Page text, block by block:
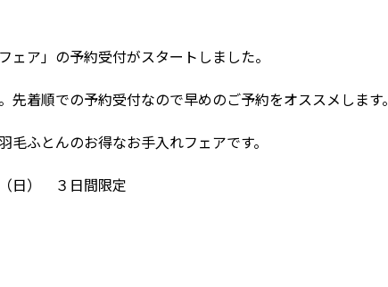
ア」の予約受付がスタートしました。
着順での予約受付なので早めのご予約をオススメします。
ふとんのお得なお手入れフェアです。
日） ３日間限定